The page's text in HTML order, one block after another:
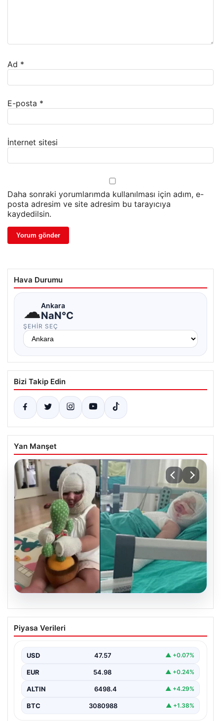
Ad *
E-posta *
İnternet sitesi
Daha sonraki yorumlarımda kullanılması için adım, e-
posta adresim ve site adresim bu tarayıcıya
kaydedilsin.
Hava Durumu
☁Ankara
NaN°C
ŞEHIR SEÇ
Bizi Takip Edin
Yan Manşet
Domates konservesi bomba gibi patladı,
9 aylık bebeğin vücudu yandı
Piyasa Verileri
USD 47.57 ▲ +0.07%
EUR 54.98 ▲ +0.24%
ALTIN 6498.4 ▲ +4.29%
BTC 3080988 ▲ +1.38%